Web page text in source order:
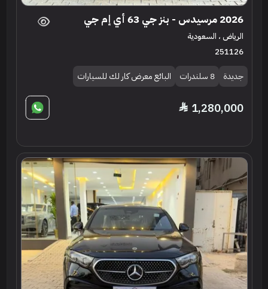
2026 مرسيدس - بنز جي 63 أي إم جي
الرياض ، السعودية
251126
جديدة 8 سلندرات البائع معرض كار لك للسيارات
1,280,000